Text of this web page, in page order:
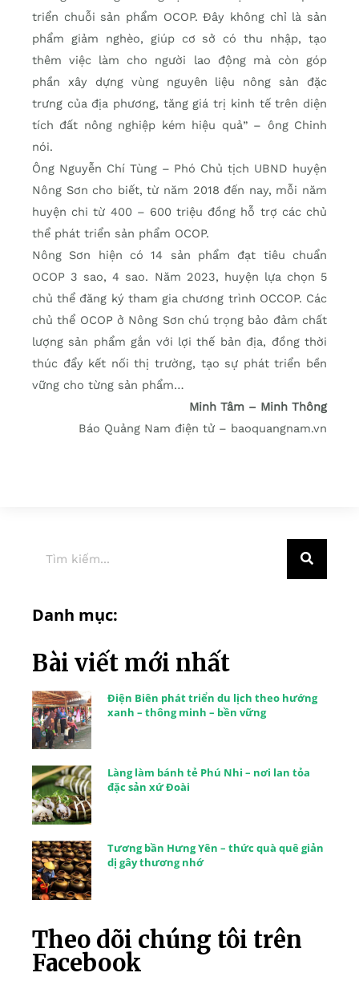
triển chuỗi sản phẩm OCOP. Đây không chỉ là sản
phẩm giảm nghèo, giúp cơ sở có thu nhập, tạo
thêm việc làm cho người lao động mà còn góp
phần xây dựng vùng nguyên liệu nông sản đặc
trưng của địa phương, tăng giá trị kinh tế trên diện
tích đất nông nghiệp kém hiệu quả” – ông Chinh
nói.
Ông Nguyễn Chí Tùng – Phó Chủ tịch UBND huyện
Nông Sơn cho biết, từ năm 2018 đến nay, mỗi năm
huyện chi từ 400 – 600 triệu đồng hỗ trợ các chủ
thể phát triển sản phẩm OCOP.
Nông Sơn hiện có 14 sản phẩm đạt tiêu chuẩn
OCOP 3 sao, 4 sao. Năm 2023, huyện lựa chọn 5
chủ thể đăng ký tham gia chương trình OCCOP. Các
chủ thể OCOP ở Nông Sơn chú trọng bảo đảm chất
lượng sản phẩm gắn với lợi thế bản địa, đồng thời
thúc đẩy kết nối thị trường, tạo sự phát triển bền
vững cho từng sản phẩm…
Minh Tâm – Minh Thông
Báo Quảng Nam điện tử – baoquangnam.vn
Danh mục:
Bài viết mới nhất
Điện Biên phát triển du lịch theo hướng
xanh – thông minh – bền vững
Làng làm bánh tẻ Phú Nhi – nơi lan tỏa
đặc sản xứ Đoài
Tương bần Hưng Yên – thức quà quê giản
dị gây thương nhớ
Theo dõi chúng tôi trên
Facebook